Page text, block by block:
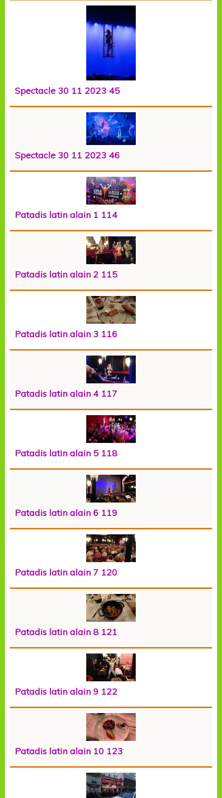
Spectacle 30 11 2023 45
Spectacle 30 11 2023 46
Patadis latin alain 1 114
Patadis latin alain 2 115
Patadis latin alain 3 116
Patadis latin alain 4 117
Patadis latin alain 5 118
Patadis latin alain 6 119
Patadis latin alain 7 120
Patadis latin alain 8 121
Patadis latin alain 9 122
Patadis latin alain 10 123